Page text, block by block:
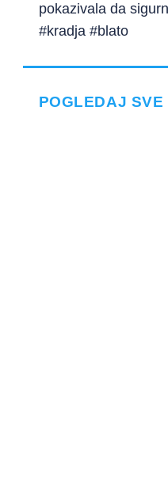
pokazivala da
#kradja #blato
POGLEDAJ SVE